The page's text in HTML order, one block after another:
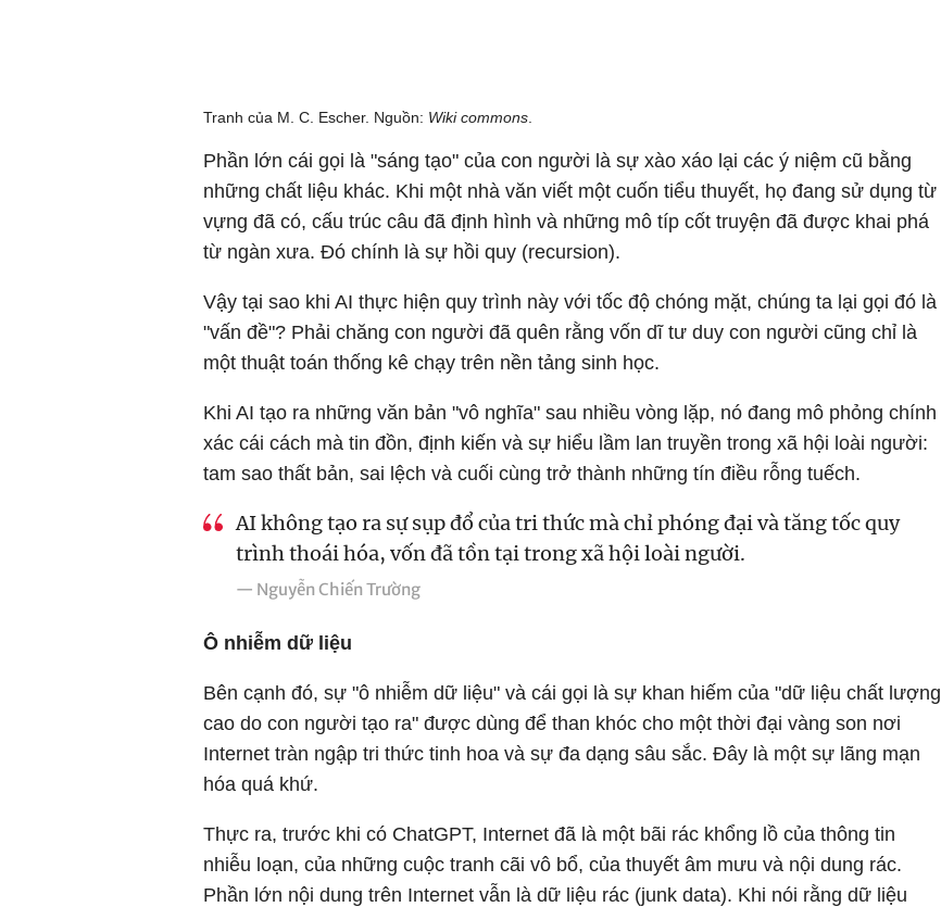
Tranh của M. C. Escher. Nguồn: Wiki commons
Phần lớn cái gọi là "sáng tạo" của con người là sự xào xáo lại các ý niệm cũ bằng
những chất liệu khác. Khi một nhà văn viết một cuốn tiểu thuyết, họ đang sử dụng từ
vựng đã có, cấu trúc câu đã định hình và những mô típ cốt truyện đã được khai phá
từ ngàn xưa. Đó chính là sự hồi quy (recursion).
Vậy tại sao khi AI thực hiện quy trình này với tốc độ chóng mặt, chúng ta lại gọi đó là
"vấn đề"? Phải chăng con người đã quên rằng vốn dĩ tư duy con người cũng chỉ là
một thuật toán thống kê chạy trên nền tảng sinh học.
Khi AI tạo ra những văn bản "vô nghĩa" sau nhiều vòng lặp, nó đang mô phỏng chính
xác cái cách mà tin đồn, định kiến và sự hiểu lầm lan truyền trong xã hội loài người:
tam sao thất bản, sai lệch và cuối cùng trở thành những tín điều rỗng tuếch.
AI không tạo ra sự sụp đổ của tri thức mà chỉ phóng đại và tăng tốc quy
trình thoái hóa, vốn đã tồn tại trong xã hội loài người.
— Nguyễn Chiến Trường
Ô nhiễm dữ liệu
Bên cạnh đó, sự "ô nhiễm dữ liệu" và cái gọi là sự khan hiếm của "dữ liệu chất lượng
cao do con người tạo ra" được dùng để than khóc cho một thời đại vàng son nơi
Internet tràn ngập tri thức tinh hoa và sự đa dạng sâu sắc. Đây là một sự lãng mạn
hóa quá khứ.
Thực ra, trước khi có ChatGPT, Internet đã là một bãi rác khổng lồ của thông tin
nhiễu loạn, của những cuộc tranh cãi vô bổ, của thuyết âm mưu và nội dung rác.
Phần lớn nội dung trên Internet vẫn là dữ liệu rác (junk data). Khi nói rằng dữ liệu